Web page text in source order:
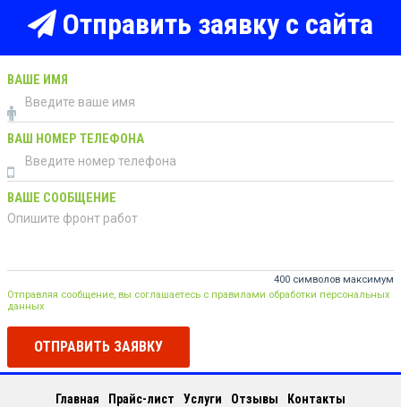
Отправить заявку с сайта
ВАШЕ ИМЯ
ВАШ НОМЕР ТЕЛЕФОНА
ВАШЕ СООБЩЕНИЕ
400 символов максимум
Отправляя сообщение, вы соглашаетесь с правилами обработки персональных
данных
ОТПРАВИТЬ ЗАЯВКУ
Главная Прайс-лист Услуги Отзывы
Контакты